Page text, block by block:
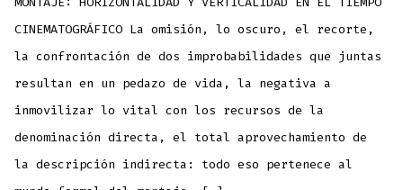
CINEMATOGRÁFICO La omisión, lo oscuro, el recorte,
la confrontación de dos improbabilidades que juntas
resultan en un pedazo de vida, la negativa a
inmovilizar lo vital con los recursos de la
denominación directa, el total aprovechamiento de
la descripción indirecta: todo eso pertenece al